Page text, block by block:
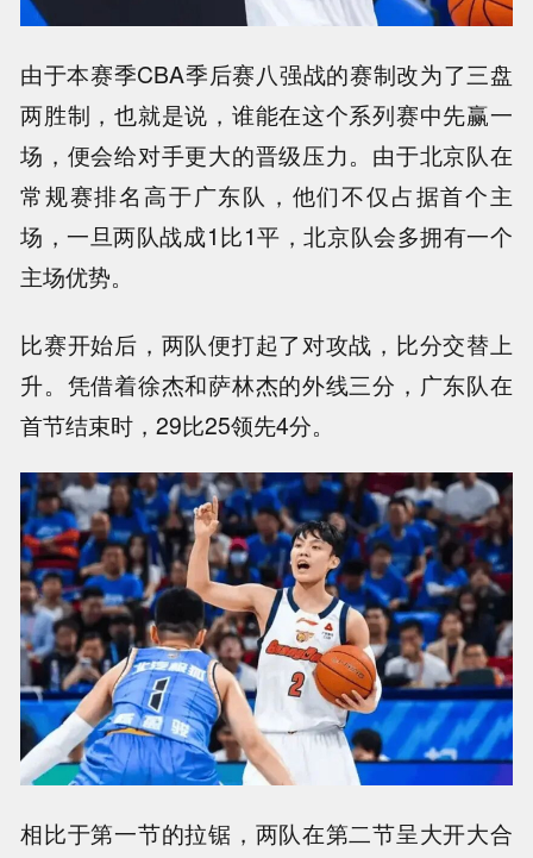
由于本赛季CBA季后赛八强战的赛制改为了三盘
两胜制，也就是说，谁能在这个系列赛中先赢一
场，便会给对手更大的晋级压力。由于北京队在
常规赛排名高于广东队，他们不仅占据首个主
场，一旦两队战成1比1平，北京队会多拥有一个
主场优势。
比赛开始后，两队便打起了对攻战，比分交替上
升。凭借着徐杰和萨林杰的外线三分，广东队在
首节结束时，29比25领先4分。
相比于第一节的拉锯，两队在第二节呈大开大合